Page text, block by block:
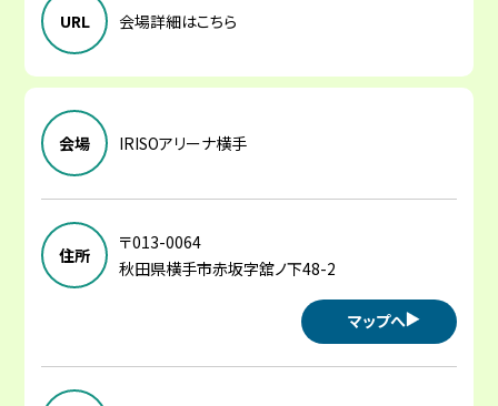
URL 会場詳細はこちら
会場 IRISOアリーナ横手
住所
〒013-0064
秋田県横手市赤坂字舘ノ下48-2
マップへ